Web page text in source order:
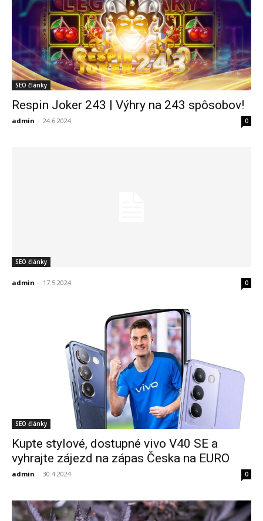
SEO články
Respin Joker 243 | Výhry na 243 spôsobov!
admin - 24.6.2024 0
SEO články
admin - 17.5.2024 0
SEO články
Kupte stylové, dostupné vivo V40 SE a
vyhrajte zájezd na zápas Česka na EURO
admin - 30.4.2024 0